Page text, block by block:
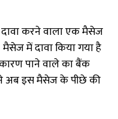
करने वाला एक मैसेज
में दावा किया गया है
पाने वाले का बैंक
अब इस मैसेज के पीछे की